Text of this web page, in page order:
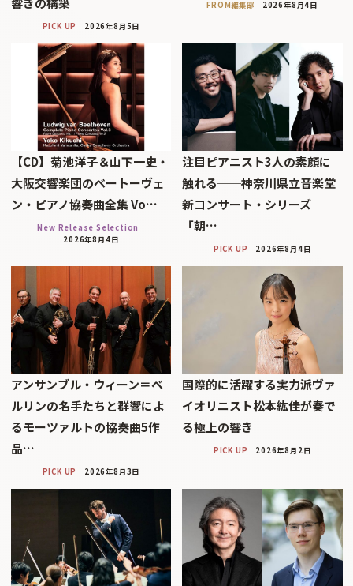
PICK UP 2026年8月5日
FROM編集部 2026年8月4日
【CD】菊池洋子＆山下一史・
大阪交響楽団のベートーヴェ
ン・ピアノ協奏曲全集 Vo…
New Release Selection
2026年8月4日
注目ピアニスト3人の素顔に
触れる──神奈川県立音楽堂
新コンサート・シリーズ
「朝…
PICK UP 2026年8月4日
アンサンブル・ウィーン＝ベ
ルリンの名手たちと群響によ
るモーツァルトの協奏曲5作
品…
PICK UP 2026年8月3日
国際的に活躍する実力派ヴァ
イオリニスト松本紘佳が奏で
る極上の響き
PICK UP 2026年8月2日